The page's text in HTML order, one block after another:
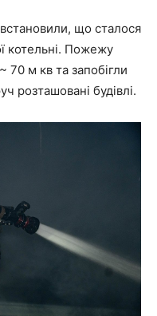
що сталося
котельні. Пожежу
70 м кв та запобігли
розташовані будівлі.